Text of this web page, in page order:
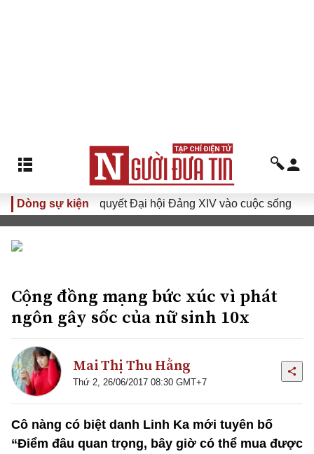
Dòng sự kiện
Đưa Nghị quyết Đại hội Đảng XIV vào cuộc sống
Cộng đồng mạng bức xúc vì phát
ngôn gây sốc của nữ sinh 10x
Mai Thị Thu Hằng
Thứ 2, 26/06/2017 08:30 GMT+7
Cô nàng có biệt danh Linh Ka mới tuyên bố
“Điểm đâu quan trọng, bây giờ có thể mua được